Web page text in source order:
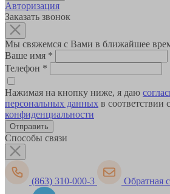
Авторизация
Заказать звонок
Мы свяжемся с Вами в ближайшее
Ваше имя *
Телефон *
Нажимая на кнопку ниже, я даю
персональных данных в соответствии с
конфиденциальности
Способы связи
(863) 310-000-3 Обратная